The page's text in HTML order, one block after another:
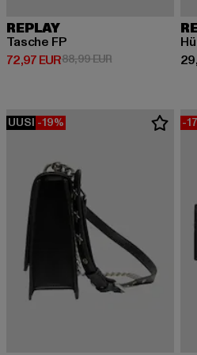
REPLAY
Tasche FP
72,97 EUR
Ajankohtainen hinta: 72,97 EUR
88,99 EURKampanjahinta:
UUSI -19% -